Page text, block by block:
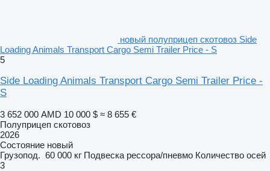
новый полуприцеп скотовоз Side
Loading Animals Transport Cargo Semi Trailer Price - S
5
Side Loading Animals Transport Cargo Semi Trailer Price -
S
3 652 000 AMD 10 000 $ ≈ 8 655 €
Полуприцеп скотовоз
2026
Состояние новый
Грузопод. 60 000 кг Подвеска рессора/пневмо Количество осей
3